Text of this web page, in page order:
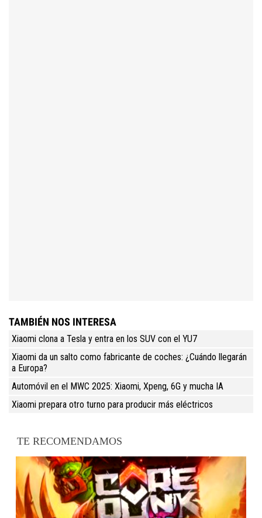
TAMBIÉN NOS INTERESA
Xiaomi clona a Tesla y entra en los SUV con el YU7
Xiaomi da un salto como fabricante de coches: ¿Cuándo llegarán
a Europa?
Automóvil en el MWC 2025: Xiaomi, Xpeng, 6G y mucha IA
Xiaomi prepara otro turno para producir más eléctricos
TE RECOMENDAMOS